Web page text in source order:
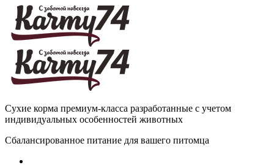
Сухие корма премиум-класса разработанные с учетом
индивидуальных особенностей животных
Сбалансированное питание для вашего питомца